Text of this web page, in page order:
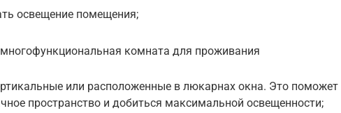
освещение помещения;
комната для проживания
или расположенные в люкарнах окна. Это поможет
пространство и добиться максимальной освещенности;